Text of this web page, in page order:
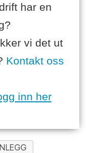
har en
vi det ut
Kontakt oss
inn her